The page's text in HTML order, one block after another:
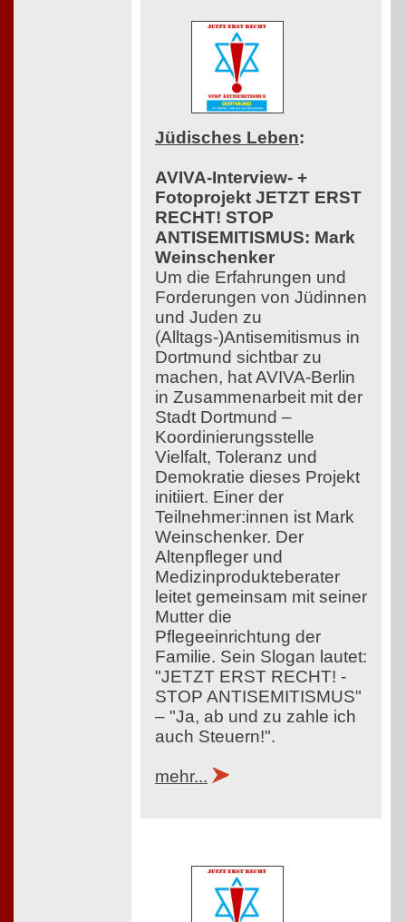
Jüdisches Leben:
AVIVA-Interview- +
Fotoprojekt JETZT ERST
RECHT! STOP
ANTISEMITISMUS: Mark
Weinschenker
Um die Erfahrungen und
Forderungen von Jüdinnen
und Juden zu
(Alltags-)Antisemitismus in
Dortmund sichtbar zu
machen, hat AVIVA-Berlin
in Zusammenarbeit mit der
Stadt Dortmund –
Koordinierungsstelle
Vielfalt, Toleranz und
Demokratie dieses Projekt
initiiert. Einer der
Teilnehmer:innen ist Mark
Weinschenker. Der
Altenpfleger und
Medizinprodukteberater
leitet gemeinsam mit seiner
Mutter die
Pflegeeinrichtung der
Familie. Sein Slogan lautet:
"JETZT ERST RECHT! -
STOP ANTISEMITISMUS"
– "Ja, ab und zu zahle ich
auch Steuern!".
mehr...